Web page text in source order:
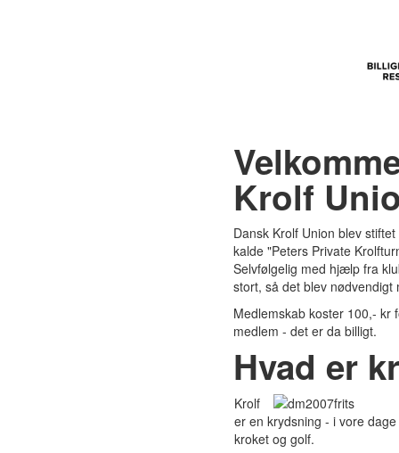
Krolf
Dansk Krolf Union blev
kalde "Peters Private
Selvfølgelig med hjælp fra
stort, så det blev
Medlemskab koster 100,- kr
medlem - det er da billigt.
Hvad er
Krolf
er en krydsning - i vore
kroket og golf.